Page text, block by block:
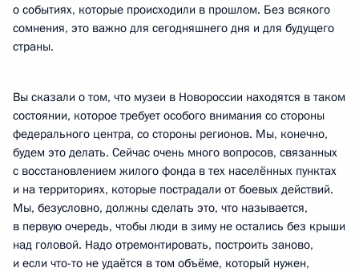
о событиях, которые происходили в прошлом. Без всякого
сомнения, это важно для сегодняшнего дня и для будущего
страны.
Вы сказали о том, что музеи в Новороссии находятся в таком
состоянии, которое требует особого внимания со стороны
федерального центра, со стороны регионов. Мы, конечно,
будем это делать. Сейчас очень много вопросов, связанных
с восстановлением жилого фонда в тех населённых пунктах
и на территориях, которые пострадали от боевых действий.
Мы, безусловно, должны сделать это, что называется,
в первую очередь, чтобы люди в зиму не остались без крыши
над головой. Надо отремонтировать, построить заново,
и если что-то не удаётся в том объёме, который нужен,